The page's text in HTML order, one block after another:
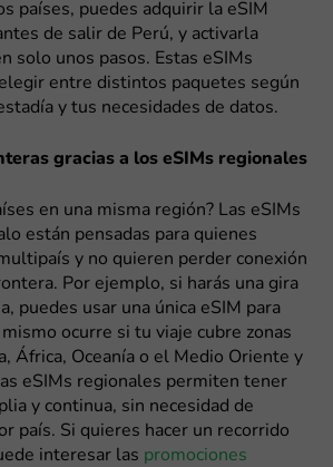
países, puedes adquirir la eSIM
de salir de Perú, y activarla
solo unos pasos. Estas eSIMs
entre distintos paquetes según
y tus necesidades de datos.
gracias a los eSIMs regionales
en una misma región? Las eSIMs
están pensadas para quienes
y no quieren perder conexión
Por ejemplo, si harás una gira
puedes usar una única eSIM para
ocurre si tu viaje cubre zonas
África, Oceanía o el Medio Oriente y
eSIMs regionales permiten tener
y continua, sin necesidad de
país. Si quieres hacer un recorrido
interesar las promociones